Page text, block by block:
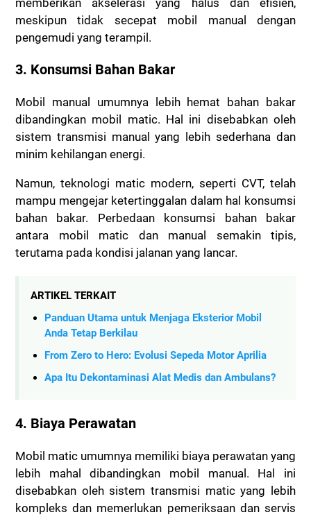
meskipun tidak secepat mobil manual dengan
pengemudi yang terampil.
3. Konsumsi Bahan Bakar
Mobil manual umumnya lebih hemat bahan bakar
dibandingkan mobil matic. Hal ini disebabkan oleh
sistem transmisi manual yang lebih sederhana dan
minim kehilangan energi.
Namun, teknologi matic modern, seperti CVT, telah
mampu mengejar ketertinggalan dalam hal konsumsi
bahan bakar. Perbedaan konsumsi bahan bakar
antara mobil matic dan manual semakin tipis,
terutama pada kondisi jalanan yang lancar.
ARTIKEL TERKAIT
Panduan Utama untuk Menjaga Eksterior Mobil
Anda Tetap Berkilau
From Zero to Hero: Evolusi Sepeda Motor Aprilia
Apa Itu Dekontaminasi Alat Medis dan Ambulans?
4. Biaya Perawatan
Mobil matic umumnya memiliki biaya perawatan yang
lebih mahal dibandingkan mobil manual. Hal ini
disebabkan oleh sistem transmisi matic yang lebih
kompleks dan memerlukan pemeriksaan dan servis